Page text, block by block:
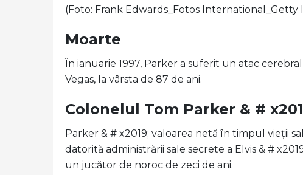
(Foto: Frank Edwards_Fotos International_Getty
Moarte
În ianuarie 1997, Parker a suferit un atac
Vegas, la vârsta de 87 de ani.
Colonelul Tom Parker & #
Parker & # x2019; valoarea netă în timpul vieții
datorită administrării sale secrete a Elvis & #
un jucător de noroc de zeci de ani.